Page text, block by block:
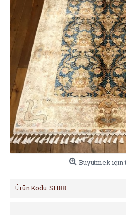
Büyütmek için
Ürün Kodu: SH88